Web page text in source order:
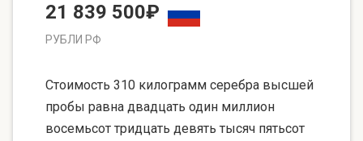
21 839 500₽
РУБЛИ РФ
Стоимость 310 килограмм серебра высшей
пробы равна двадцать один миллион
восемьсот тридцать девять тысяч пятьсот